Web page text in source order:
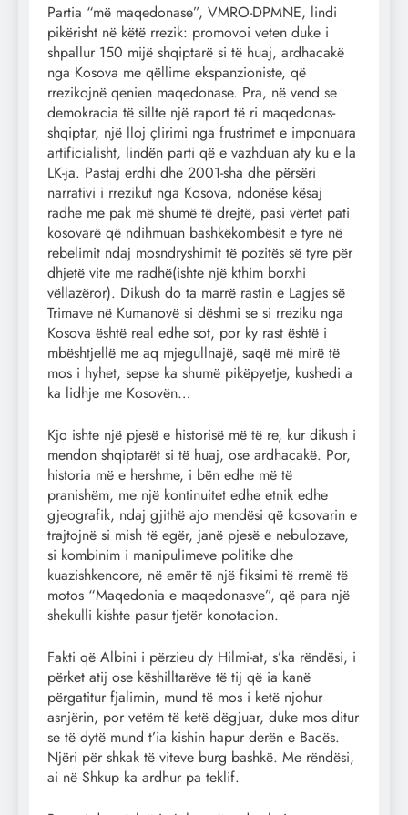
Partia “më maqedonase”, VMRO-DPMNE, lindi
pikërisht në këtë rrezik: promovoi veten duke i
shpallur 150 mijë shqiptarë si të huaj, ardhacakë
nga Kosova me qëllime ekspanzioniste, që
rrezikojnë qenien maqedonase. Pra, në vend se
demokracia të sillte një raport të ri maqedonas-
shqiptar, një lloj çlirimi nga frustrimet e imponuara
artificialisht, lindën parti që e vazhduan aty ku e la
LK-ja. Pastaj erdhi dhe 2001-sha dhe përsëri
narrativi i rrezikut nga Kosova, ndonëse kësaj
radhe me pak më shumë të drejtë, pasi vërtet pati
kosovarë që ndihmuan bashkëkombësit e tyre në
rebelimit ndaj mosndryshimit të pozitës së tyre për
dhjetë vite me radhë(ishte një kthim borxhi
vëllazëror). Dikush do ta marrë rastin e Lagjes së
Trimave në Kumanovë si dëshmi se si rreziku nga
Kosova është real edhe sot, por ky rast është i
mbështjellë me aq mjegullnajë, saqë më mirë të
mos i hyhet, sepse ka shumë pikëpyetje, kushedi a
ka lidhje me Kosovën…
Kjo ishte një pjesë e historisë më të re, kur dikush i
mendon shqiptarët si të huaj, ose ardhacakë. Por,
historia më e hershme, i bën edhe më të
pranishëm, me një kontinuitet edhe etnik edhe
gjeografik, ndaj gjithë ajo mendësi që kosovarin e
trajtojnë si mish të egër, janë pjesë e nebulozave,
si kombinim i manipulimeve politike dhe
kuazishkencore, në emër të një fiksimi të rremë të
motos “Maqedonia e maqedonasve”, që para një
shekulli kishte pasur tjetër konotacion.
Fakti që Albini i përzieu dy Hilmi-at, s’ka rëndësi, i
përket atij ose këshilltarëve të tij që ia kanë
përgatitur fjalimin, mund të mos i ketë njohur
asnjërin, por vetëm të ketë dëgjuar, duke mos ditur
se të dytë mund t’ia kishin hapur derën e Bacës.
Njëri për shkak të viteve burg bashkë. Me rëndësi,
ai në Shkup ka ardhur pa teklif.